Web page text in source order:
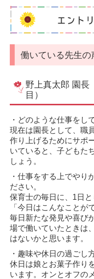
働いている先生の
野上真太郎 園
目）
・どのような仕事をし
現在は園長として、職
作り上げるためにサポ
いていると、子どもた
しょう。
・仕事をする上でやり
ださい。
保育士の毎日に、1日と
「今日はこんなことが
毎日新たな発見や喜び
場で働いていたときは
はないかと思います。
・趣味や休日の過ごし
休日は娘とお菓子作り
います。オンとオフの